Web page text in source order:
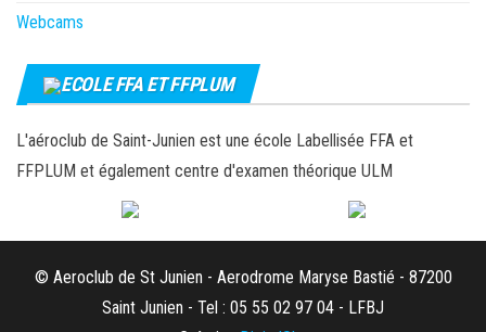
Webcams
ECOLE FFA ET FFPLUM
L'aéroclub de Saint-Junien est une école Labellisée FFA et
FFPLUM et également centre d'examen théorique ULM
© Aeroclub de St Junien - Aerodrome Maryse Bastié - 87200
Saint Junien - Tel : 05 55 02 97 04 - LFBJ